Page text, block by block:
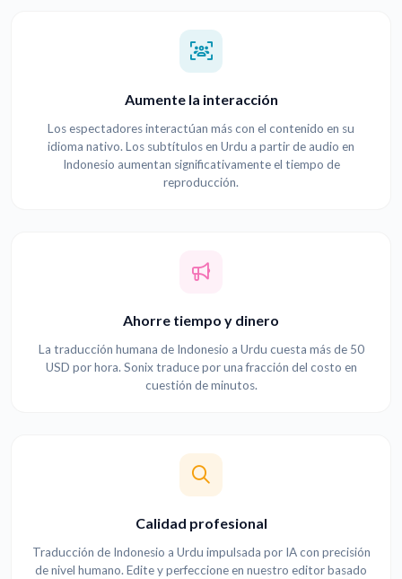
Aumente la interacción
Los espectadores interactúan más con el contenido en su
idioma nativo. Los subtítulos en Urdu a partir de audio en
Indonesio aumentan significativamente el tiempo de
reproducción.
Ahorre tiempo y dinero
La traducción humana de Indonesio a Urdu cuesta más de 50
USD por hora. Sonix traduce por una fracción del costo en
cuestión de minutos.
Calidad profesional
Traducción de Indonesio a Urdu impulsada por IA con precisión
de nivel humano. Edite y perfeccione en nuestro editor basado